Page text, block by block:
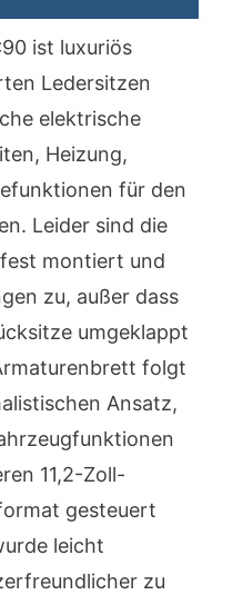
ist luxuriös
Ledersitzen
elektrische
Heizung,
für den
Leider sind die
montiert und
zu, außer dass
umgeklappt
folgt
Ansatz,
11,2-Zoll-
gesteuert
leicht
zu